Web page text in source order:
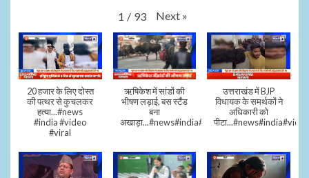
1 / 93 Next »
20 हजार के लिए दोस्त
की पत्थर से कुचलकर
हत्या...#news
#india #video
#viral
ऋषिकेश में सांडों की
भीषण लड़ाई, बस स्टैंड
बना
अखाड़ा...#news#india#video#viral
उत्तराखंड में BJP
विधायक के समर्थकों ने
अधिकारी को